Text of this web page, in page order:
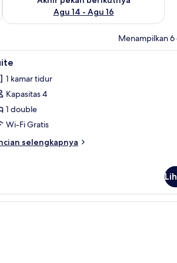
Agu 14 - Agu 16
Menampilkan 6
kerja, dan tempat tidur bayi (biaya tambahan)
Suite | Minibar,
8
1 kamar tidur
Kapasitas 4
1 double
Wi-Fi Gratis
selengkapnya